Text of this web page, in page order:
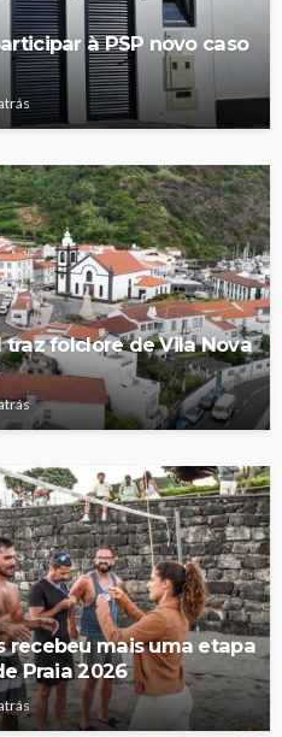
à PSP novo caso
traz folclore de Vila Nova
recebeu mais uma etapa
Praia 2026